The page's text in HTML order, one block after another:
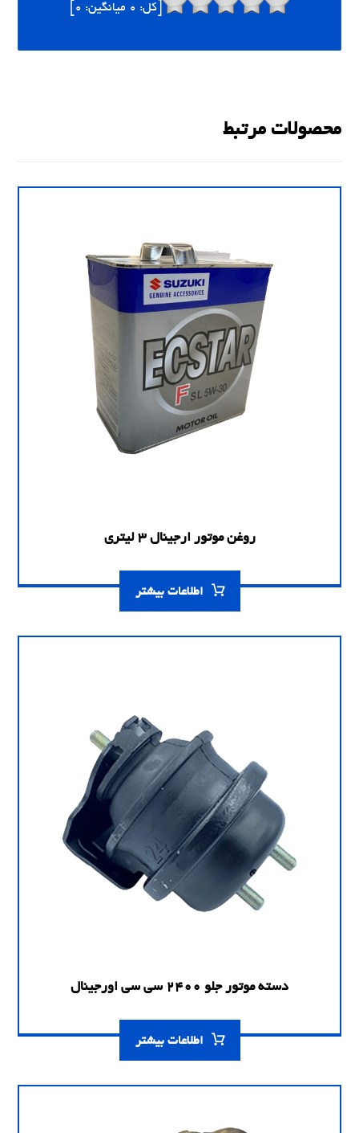
[کل: 0 میانگین: 0
محصولات مرتبط
روغن موتور ارجینال 3 لیتری
اطلاعات بیشتر
دسته موتور جلو 2400 سی سی اورجینال
اطلاعات بیشتر